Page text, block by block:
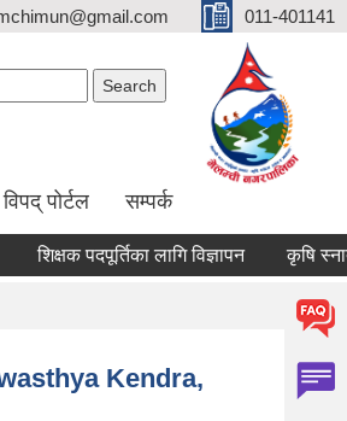
011-401141
विपद् पोर्टल सम्पर्क
शिक्षक पदपूर्तिका लागि विज्ञापन कृषि
Kendra,